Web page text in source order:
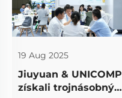
19 Aug 2025
Jiuyuan & UNICOMP
získali trojnásobný